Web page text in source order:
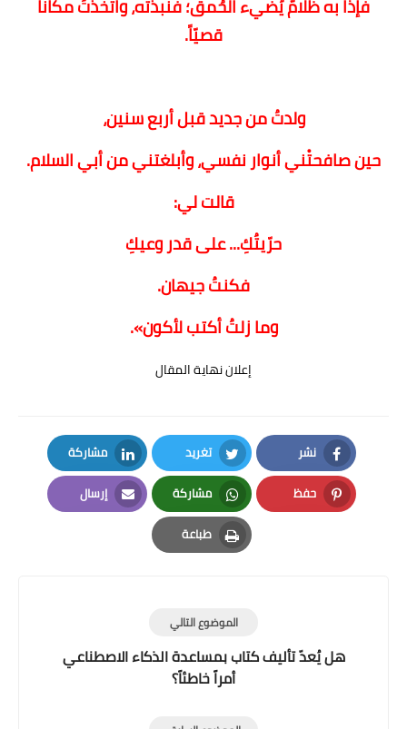
فإذا به ظلامٌ يُضيء الحُمق؛ فنبذته، واتخذتُ مكاناً
قصيّاً.
ولدتُ من جديد قبل أربع سنين،
حين صافحتْني أنوار نفسي، وأبلغتني من أبي السلام.
قالت لي:
حرّيتُكِ... على قدر وعيكِ
فكنتُ جيهان.
وما زلتُ أكتب لأكون».
إعلان نهاية المقال
نشر
Facebook
تغريد
Twitter
مشاركة
LinkedIn
حفظ
Pinterest
مشاركة
Whatsapp
إرسال
Email
طباعة
Print
الموضوع التالي
هل يُعدّ تأليف كتاب بمساعدة الذكاء الاصطناعي
أمراً خاطئاً؟